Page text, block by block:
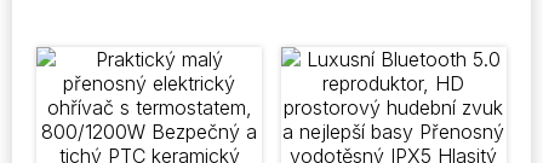
ODSTRAŇOVACÍ
ZAŘÍZENÍ
variant.
lze
vybrat